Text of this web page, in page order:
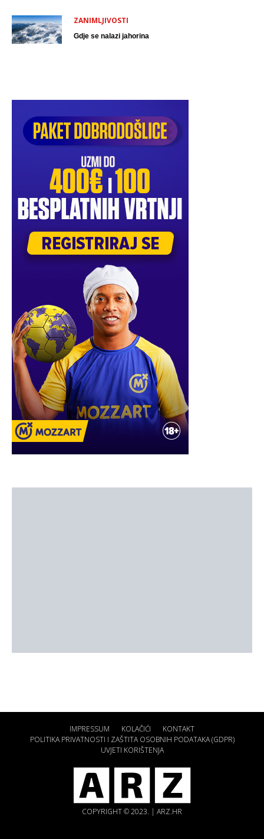
ZANIMLJIVOSTI
Gdje se nalazi jahorina
IMPRESSUM KOLAČIĆI
KONTAKT
POLITIKA PRIVATNOSTI I ZAŠTITA OSOBNIH PODATAKA (GDPR)
UVJETI KORIŠTENJA
COPYRIGHT © 2023. | ARZ.HR